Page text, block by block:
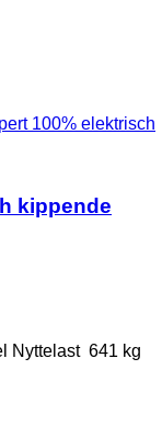
100% elektrisch
kippende
Nyttelast 641 kg